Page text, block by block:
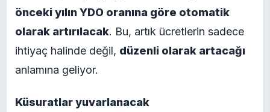
önceki yılın YDO oranına göre otomatik
olarak artırılacak. Bu, artık ücretlerin sadece
ihtiyaç halinde değil, düzenli olarak artacağı
anlamına geliyor.
Küsuratlar yuvarlanacak